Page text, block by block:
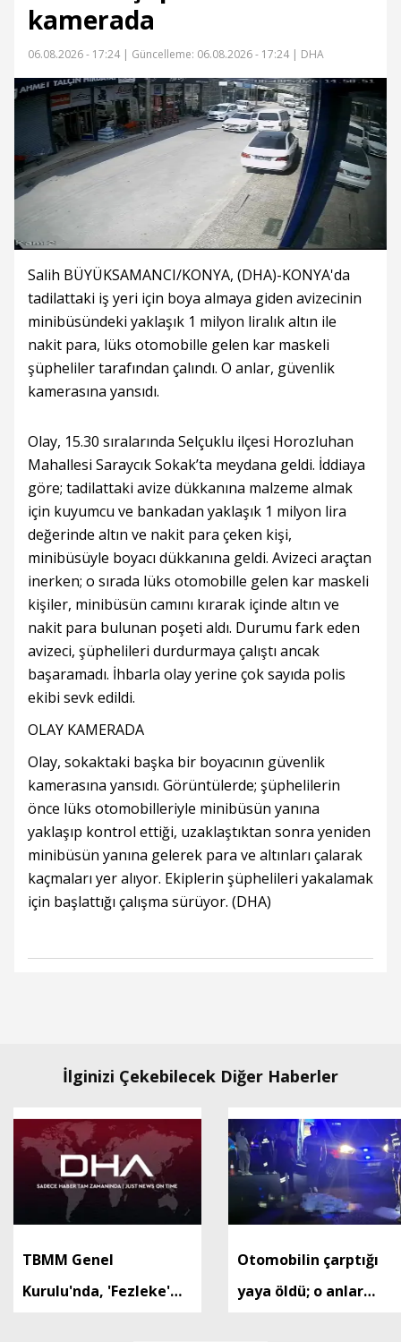
kamerada
06.08.2026 - 17:24 | Güncelleme: 06.08.2026 - 17:24 | DHA
Salih BÜYÜKSAMANCI/KONYA, (DHA)-KONYA'da
tadilattaki iş yeri için boya almaya giden avizecinin
minibüsündeki yaklaşık 1 milyon liralık altın ile
nakit para, lüks otomobille gelen kar maskeli
şüpheliler tarafından çalındı. O anlar, güvenlik
kamerasına yansıdı.
Olay, 15.30 sıralarında Selçuklu ilçesi Horozluhan
Mahallesi Saraycık Sokak’ta meydana geldi. İddiaya
göre; tadilattaki avize dükkanına malzeme almak
için kuyumcu ve bankadan yaklaşık 1 milyon lira
değerinde altın ve nakit para çeken kişi,
minibüsüyle boyacı dükkanına geldi. Avizeci araçtan
inerken; o sırada lüks otomobille gelen kar maskeli
kişiler, minibüsün camını kırarak içinde altın ve
nakit para bulunan poşeti aldı. Durumu fark eden
avizeci, şüphelileri durdurmaya çalıştı ancak
başaramadı. İhbarla olay yerine çok sayıda polis
ekibi sevk edildi.
OLAY KAMERADA
Olay, sokaktaki başka bir boyacının güvenlik
kamerasına yansıdı. Görüntülerde; şüphelilerin
önce lüks otomobilleriyle minibüsün yanına
yaklaşıp kontrol ettiği, uzaklaştıktan sonra yeniden
minibüsün yanına gelerek para ve altınları çalarak
kaçmaları yer alıyor. Ekiplerin şüphelileri yakalamak
için başlattığı çalışma sürüyor. (DHA)
İlginizi Çekebilecek Diğer Haberler
TBMM Genel
Kurulu'nda, 'Fezleke'
Otomobilin çarptığı
yaya öldü; o anlar